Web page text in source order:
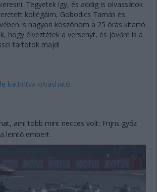
Tegyetek így, és addig is olvassátok
kollégáim, Gobodics Tamás és
is nagyon köszönöm a 25 órás kitartó
hogy élveztétek a versenyt, és jövőre is a
tartotok majd!
kattintva olvasható.
ami több mint necces volt: Frijns győz
leintő embert.